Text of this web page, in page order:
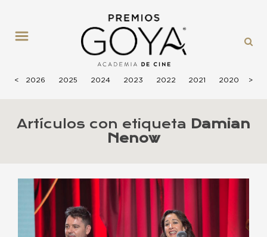
< 2026 2025 2024 2023 2022 2021 2020 >
Artículos con etiqueta Damian
Nenow